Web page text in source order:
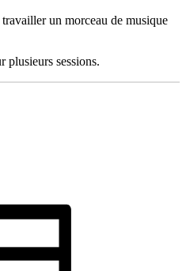
un morceau de musique
plusieurs sessions.